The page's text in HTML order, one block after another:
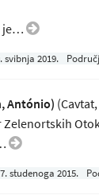
je…
svibnja 2019.
António)
studenoga 2015.